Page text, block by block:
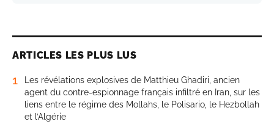
ARTICLES LES PLUS LUS
1
Les révélations explosives de Matthieu Ghadiri, ancien
agent du contre-espionnage français infiltré en Iran, sur les
liens entre le régime des Mollahs, le Polisario, le Hezbollah
et l’Algérie